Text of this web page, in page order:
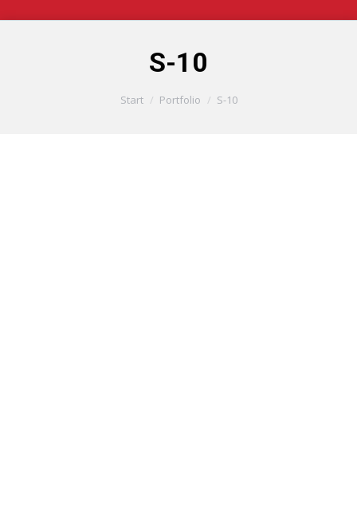
S-10
Sie befinden sich hier:
Start Portfolio S-10